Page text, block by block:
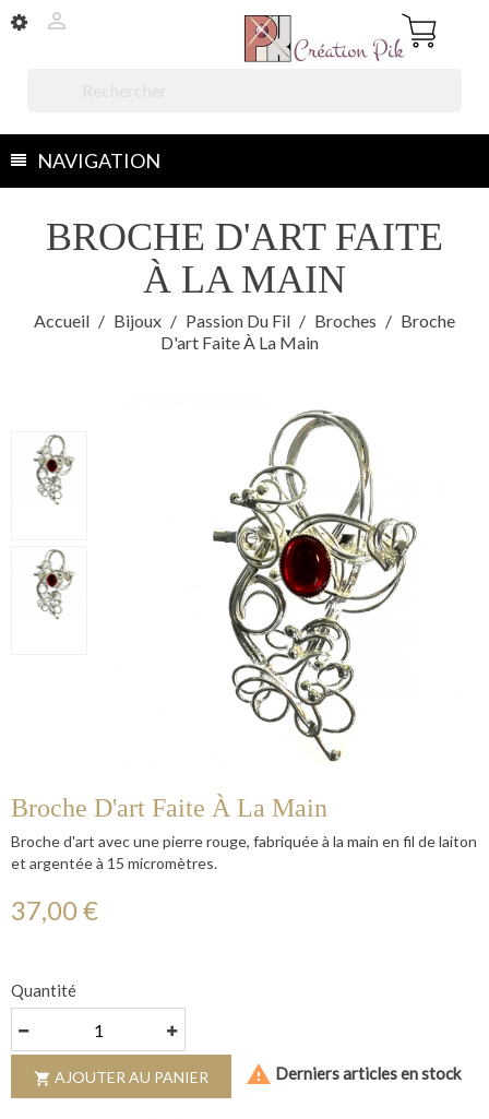


NAVIGATION
BROCHE D'ART FAITE
À LA MAIN
Accueil Bijoux Passion Du Fil Broches
Broche
D'art Faite À La Main
Broche D'art Faite À La Main
Broche d'art avec une pierre rouge, fabriquée à la main en fil de laiton
et argentée à 15 micromètres.
37,00 €
Quantité
 AJOUTER AU PANIER  Derniers articles en stock